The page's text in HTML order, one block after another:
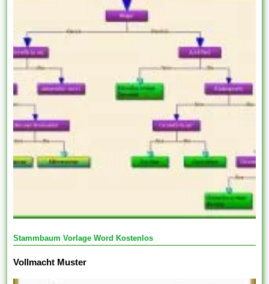
Stammbaum Vorlage Word Kostenlos
Vollmacht Muster